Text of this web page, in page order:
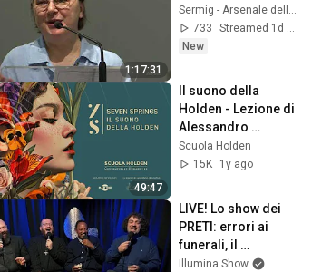
1:17:31
Sermig - Arsenale della Pace
733
Streamed 1d ago
New
49:47
Il suono della
Holden - Lezione di
Alessandro
Baricco
Scuola Holden
15K
1y ago
LIVE! Lo show dei
PRETI: errori ai
funerali, il
dentifricio di Gesù,
Illumina Show